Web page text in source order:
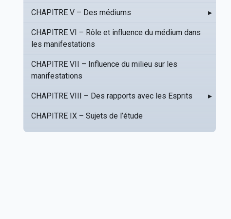
CHAPITRE V – Des médiums ▸
CHAPITRE VI – Rôle et influence du médium dans
les manifestations
CHAPITRE VII – Influence du milieu sur les
manifestations
CHAPITRE VIII – Des rapports avec les Esprits ▸
CHAPITRE IX – Sujets de l’étude